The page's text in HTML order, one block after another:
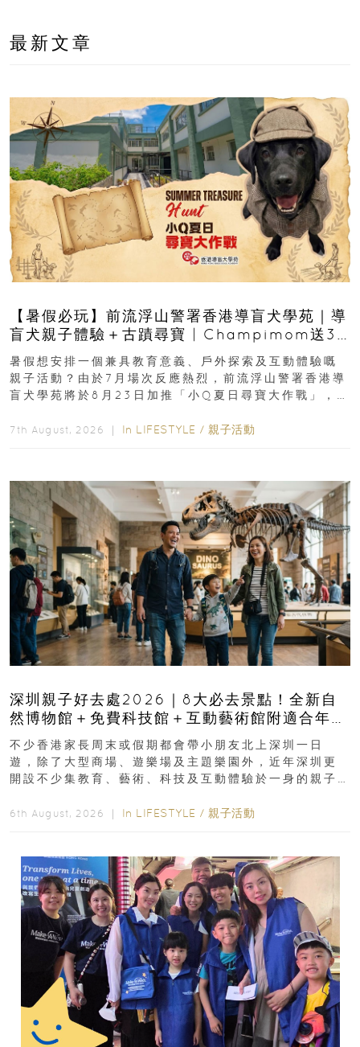
最新文章
【暑假必玩】前流浮山警署香港導盲犬學苑｜導
盲犬親子體驗＋古蹟尋寶 | Champimom送3
組免費名額
暑假想安排一個兼具教育意義、戶外探索及互動體驗嘅
親子活動？由於7月場次反應熱烈，前流浮山警署香港導
盲犬學苑將於8月23日加推「小Q夏日尋寶大作戰」，家
7th August, 2026 ｜ In LIFESTYLE / 親子活動
深圳親子好去處2026｜8大必去景點！全新自
然博物館＋免費科技館＋互動藝術館附適合年
齡、交通、門票、開放時間
不少香港家長周末或假期都會帶小朋友北上深圳一日
遊，除了大型商場、遊樂場及主題樂園外，近年深圳更
開設不少集教育、藝術、科技及互動體驗於一身的親子
6th August, 2026 ｜ In LIFESTYLE / 親子活動